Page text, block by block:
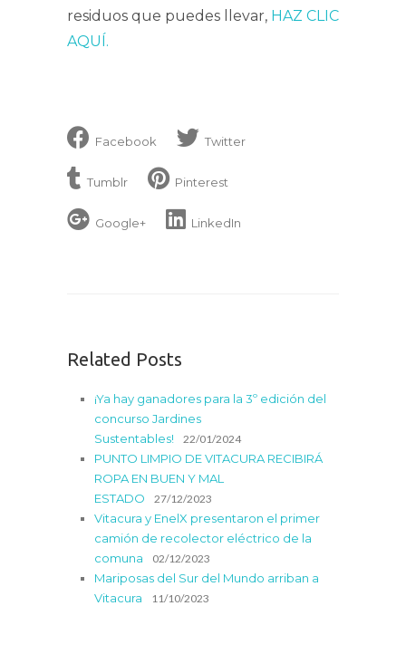
residuos que puedes llevar, HAZ CLIC
AQUÍ.
Facebook Twitter
Tumblr Pinterest
Google+ LinkedIn
Related Posts
¡Ya hay ganadores para la 3º edición del
concurso Jardines
Sustentables!
22/01/2024
PUNTO LIMPIO DE VITACURA RECIBIRÁ
ROPA EN BUEN Y MAL
ESTADO
27/12/2023
Vitacura y EnelX presentaron el primer
camión de recolector eléctrico de la
comuna
02/12/2023
Mariposas del Sur del Mundo arriban a
Vitacura
11/10/2023